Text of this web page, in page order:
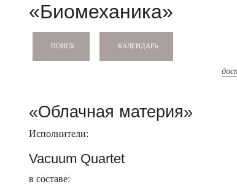
«Биомеханика»
ПОИСК КАЛЕНДАРЬ
«Облачная материя»
Исполнители:
Vacuum Quartet
в составе: